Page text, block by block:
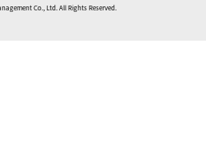
Co., Ltd. All Rights Reserved.